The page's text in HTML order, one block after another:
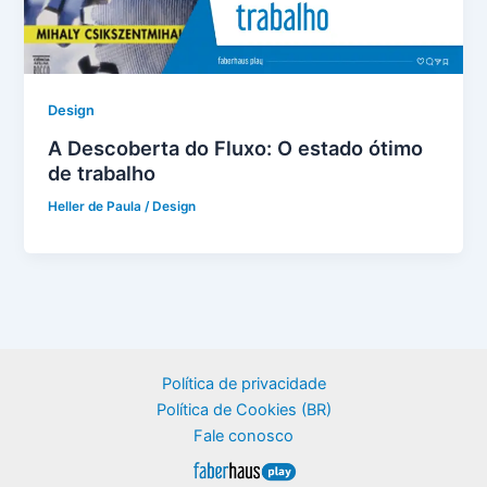
Design
A Descoberta do Fluxo: O estado ótimo
de trabalho
Heller de Paula/ Design
Política de privacidade
Política de Cookies (BR)
Fale conosco